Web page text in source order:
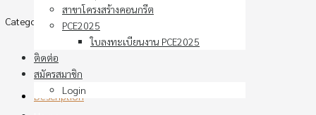
สาขาโครงสร้างคอนกรีต
PCE2025
ใบลงทะเบียนงาน PCE2025
ติดต่อ
สมัครสมาชิก
Login
Category
Description